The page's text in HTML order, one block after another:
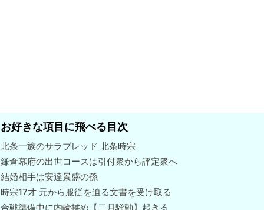
お好きな項目に飛べる目次
北条一族のサラブレッド 北条時宗
鎌倉幕府の出世コースは引付衆から評定衆へ
結婚相手は安達景盛の孫
時宗17才 元から服従を迫る文書を受け取る
合戦準備中に内輪揉め【二月騒動】起きる